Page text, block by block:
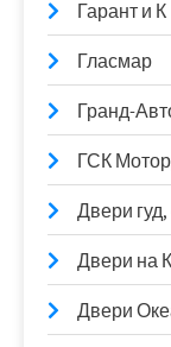
Гарант и К
Гласмар
Гранд-
ГСК
Двери
Двери на
Двери